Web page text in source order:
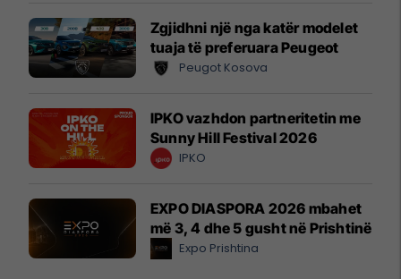
Zgjidhni një nga katër modelet
tuaja të preferuara Peugeot
Peugot Kosova
IPKO vazhdon partneritetin me
Sunny Hill Festival 2026
IPKO
EXPO DIASPORA 2026 mbahet
më 3, 4 dhe 5 gusht në Prishtinë
Expo Prishtina